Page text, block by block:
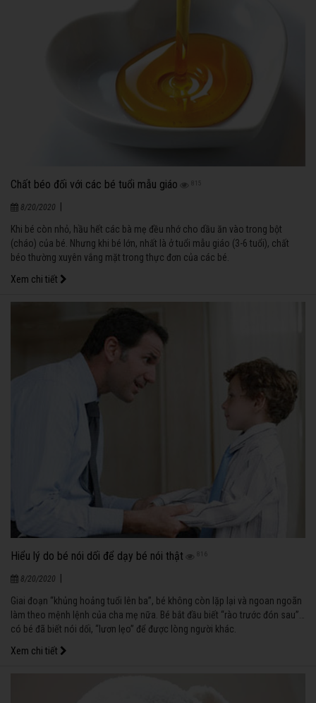
Chất béo đối với các bé tuổi mẫu giáo 815
8/20/2020
Khi bé còn nhỏ, hầu hết các bà mẹ đều nhớ cho dầu ăn vào trong bột
(cháo) của bé. Nhưng khi bé lớn, nhất là ở tuổi mẫu giáo (3-6 tuổi), chất
béo thường xuyên vắng mặt trong thực đơn của các bé.
Xem chi tiết
Hiểu lý do bé nói dối để dạy bé nói thật 816
8/20/2020
Giai đoạn “khủng hoảng tuổi lên ba”, bé không còn lặp lại và ngoan ngoãn
làm theo mệnh lệnh của cha mẹ nữa. Bé bắt đầu biết “rào trước đón sau”…
có bé đã biết nói dối, “lươn lẹo” để được lòng người khác.
Xem chi tiết